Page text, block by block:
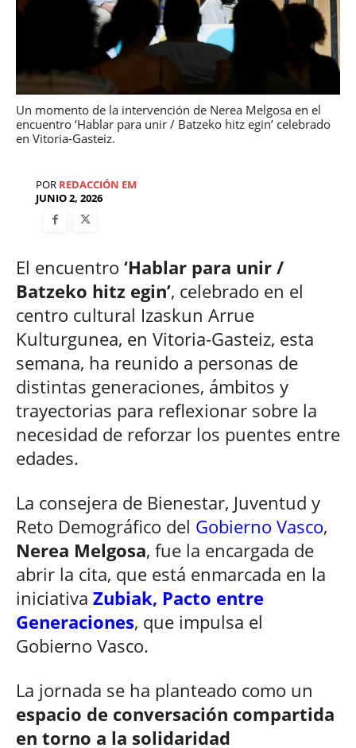
Un momento de la intervención de Nerea Melgosa en el
encuentro ‘Hablar para unir / Batzeko hitz egin’ celebrado
en Vitoria-Gasteiz.
POR REDACCIÓN EM
JUNIO 2, 2026
El encuentro ‘Hablar para unir /
Batzeko hitz egin’, celebrado en el
centro cultural Izaskun Arrue
Kulturgunea, en Vitoria-Gasteiz, esta
semana, ha reunido a personas de
distintas generaciones, ámbitos y
trayectorias para reflexionar sobre la
necesidad de reforzar los puentes entre
edades.
La consejera de Bienestar, Juventud y
Reto Demográfico del Gobierno Vasco,
Nerea Melgosa, fue la encargada de
abrir la cita, que está enmarcada en la
iniciativa Zubiak, Pacto entre
Generaciones, que impulsa el
Gobierno Vasco.
La jornada se ha planteado como un
espacio de conversación compartida
en torno a la solidaridad